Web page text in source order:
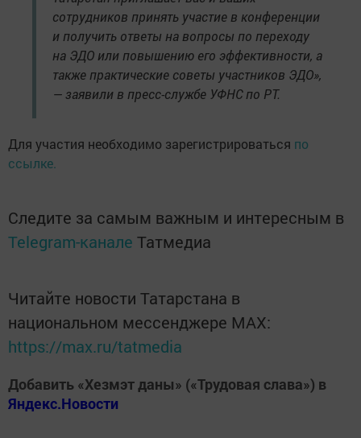
сотрудников принять участие в конференции
и получить ответы на вопросы по переходу
на ЭДО или повышению его эффективности, а
также практические советы участников ЭДО»,
— заявили в пресс-службе УФНС по РТ.
Для участия необходимо зарегистрироваться по
ссылке.
Следите за самым важным и интересным в
Telegram-канале Татмедиа
Читайте новости Татарстана в
национальном мессенджере MАХ:
https://max.ru/tatmedia
Добавить «Хезмэт даны» («Трудовая слава») в
Яндекс.Новости